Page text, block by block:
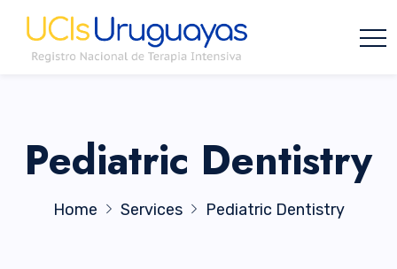
Pediatric Dentistry
Home Services Pediatric Dentistry